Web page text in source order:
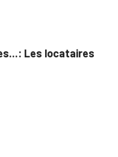
Les locataires